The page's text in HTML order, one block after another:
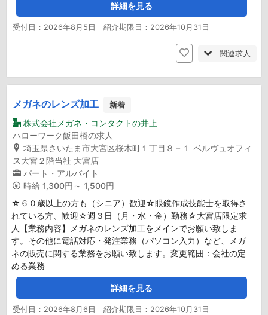
詳細を見る
受付日：2026年8月5日 紹介期限日：2026年10月31日
関連求人
メガネのレンズ加工 新着
株式会社メガネ・コンタクトの井上
ハローワーク飯田橋の求人
埼玉県さいたま市大宮区桜木町１丁目８－１ ベルヴュオフィ
ス大宮２階当社 大宮店
パート・アルバイト
時給 1,300円～ 1,500円
☆６０歳以上の方も（シニア）歓迎☆眼鏡作成技能士を取得さ
れている方、歓迎☆週３日（月・水・金）勤務☆大宮店限定求
人【業務内容】メガネのレンズ加工をメインでお願い致しま
す。その他に電話対応・発注業務（パソコン入力）など、メガ
ネの販売に関する業務をお願い致します。変更範囲：会社の定
める業務
詳細を見る
受付日：2026年8月6日 紹介期限日：2026年10月31日